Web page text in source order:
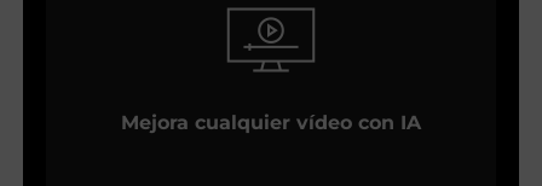
Mejora cualquier vídeo con IA